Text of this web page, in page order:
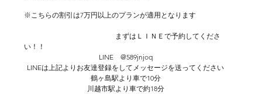
※こちらの割引は7万円以上のプランが適用となります
まずはＬＩＮＥで予約してくださ
い！！
LINE　@589jnjoq
LINEは上記よりお友達登録をしてメッセージを送ってください
鶴ヶ島駅より車で10分
川越市駅より車で約18分